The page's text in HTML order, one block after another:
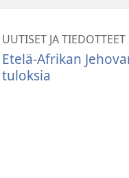
UUTISET JA TIEDOTTEET
Etelä-Afrikan
tuloksia